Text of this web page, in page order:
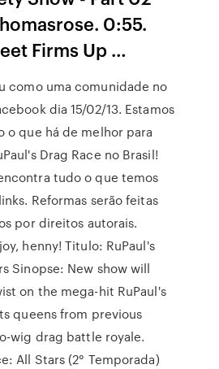
0:55.
Firms Up …
como uma comunidade no
dia 15/02/13. Estamos
o que há de melhor para
Drag Race no Brasil!
tudo o que temos
Reformas serão feitas
por direitos autorais.
henny! Titulo: RuPaul's
Sinopse: New show will
on the mega-hit RuPaul's
queens from previous
wig drag battle royale.
All Stars (2° Temporada)